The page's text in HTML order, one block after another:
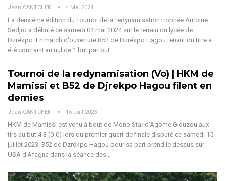
Jean CANTCHEKI 4 Mai 2024
La deuxième édition du Tournoi de la redynamisation trophée Antoine
Sedjro a débuté ce samedi 04 mai 2024 sur le terrain du lycée de
Dzrékpo. En match d'ouverture B52 de Dzrékpo Hagou tenant du titre a
été contraint au nul de 1 but partout…
Tournoi de la redynamisation (Vo) | HKM de
Mamissi et B52 de Djrekpo Hagou filent en
demies
Jean CANTCHEKI 16 Juil 2023
HKM de Mamissi est venu à bout de Mono Star d'Agome Glouzou aux
tirs au but 4-3 (0-0) lors du premier quart de finale disputé ce samedi 15
juillet 2023. B52 de Dzrekpo Hagou pour sa part prend le dessus sur
USA d'Afagna dans la séance des…